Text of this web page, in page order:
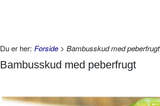
Du er her: Forside > Bambusskud med peberfrugt
Bambusskud med peberfrugt